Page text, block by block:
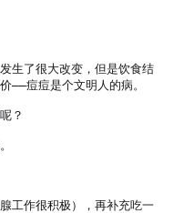
生了很大改变，但是饮食结
——痘痘是个文明人的病。
？
工作很积极），再补充吃一